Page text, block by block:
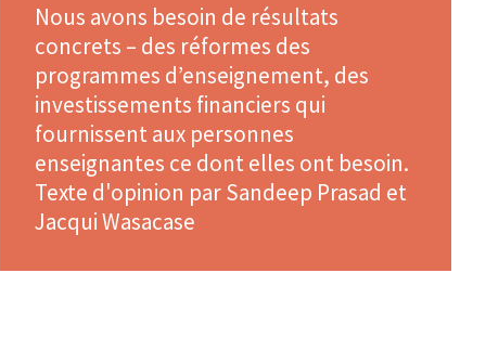
Nous avons besoin de résultats
concrets – des réformes des
programmes d’enseignement, des
investissements financiers qui
fournissent aux personnes
enseignantes ce dont elles ont besoin.
Texte d'opinion par Sandeep Prasad et
Jacqui Wasacase